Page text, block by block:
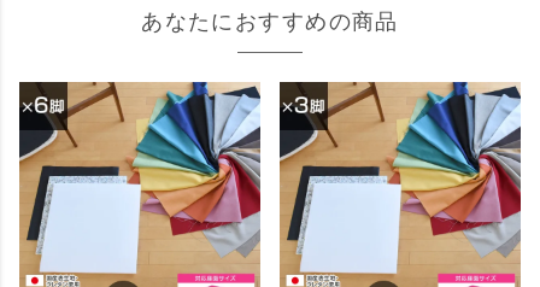
あなたにおすすめの商品